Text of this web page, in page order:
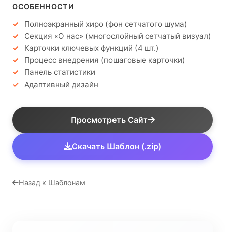
ОСОБЕННОСТИ
Полноэкранный хиро (фон сетчатого шума)
Секция «О нас» (многослойный сетчатый визуал)
Карточки ключевых функций (4 шт.)
Процесс внедрения (пошаговые карточки)
Панель статистики
Адаптивный дизайн
Просмотреть Сайт
Скачать Шаблон (.zip)
Назад к Шаблонам